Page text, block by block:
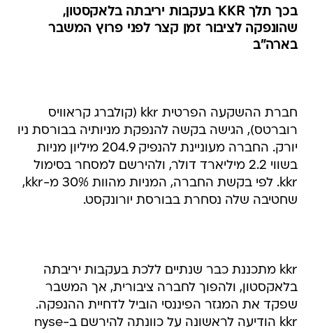
בכך תלך KKR בעקבות יריבתה בלאקסטון,
שהונפקה לציבור זמן קצר לפני פרוץ המשבר
בארה"ב
חברת ההשקעה הפרטית kkr (קולברג קראוויס
רוברטס), הגישה בקשה להנפקת מניותיה בבורסת ניו
יורק. החברה מעוניינת להנפיק 204.9 מיליון מניות
בשווי 2.2 מיליארד דולר, ולהירשם למסחר בסימול
kkr. לפי בקשת החברה, המניות מהוות 30% מ-kkr,
שחטיבה שלה נסחרת בבורסת יורונקסט.
kkr מתכננת כבר שנתיים ללכת בעקבות יריבתה
בלאקסטון, ולהפוך לחברה ציבורית, אך המשבר
שפקד את המגזר הפיננסי הוביל לדחיית ההנפקה.
kkr הודיעה לראשונה על כוונתה להירשם ב-nyse